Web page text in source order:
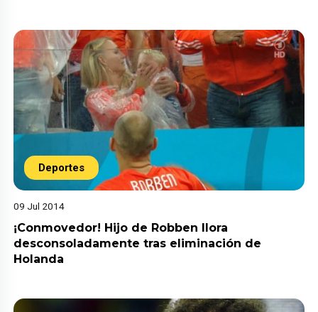
Deportes
09 Jul 2014
¡Conmovedor! Hijo de Robben llora
desconsoladamente tras eliminación de
Holanda